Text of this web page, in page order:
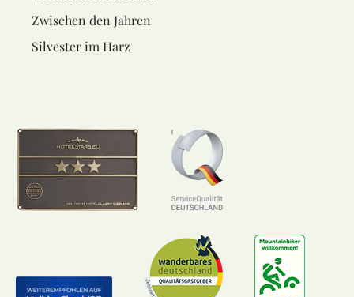
Zwischen den Jahren
Silvester im Harz